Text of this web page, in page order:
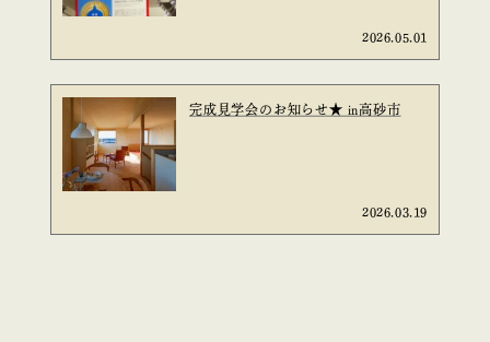
2026.05.01
完成見学会のお知らせ★ in高砂市
2026.03.19